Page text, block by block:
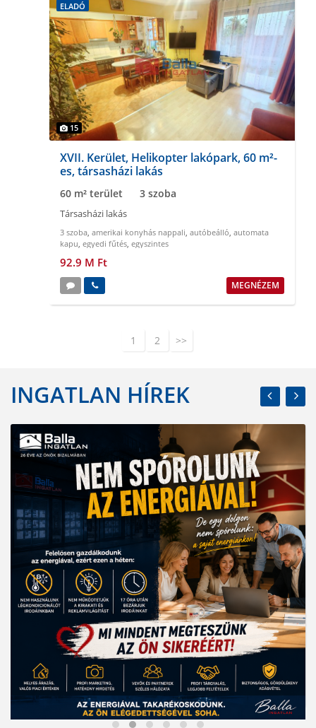
ELADÓ
15
XVII. Kerület, Helikopter lakópark, 60 m²-
es, társasházi lakás
60 m² terület 3 szoba
Társasházi lakás
3 szoba, amerikai konyhás nappali, autóbeálló, automata
kapu, egyedi fűtés, egyszintes
92.9 M Ft
MEGNÉZEM
1 2 >>
INGATLAN HÍREK